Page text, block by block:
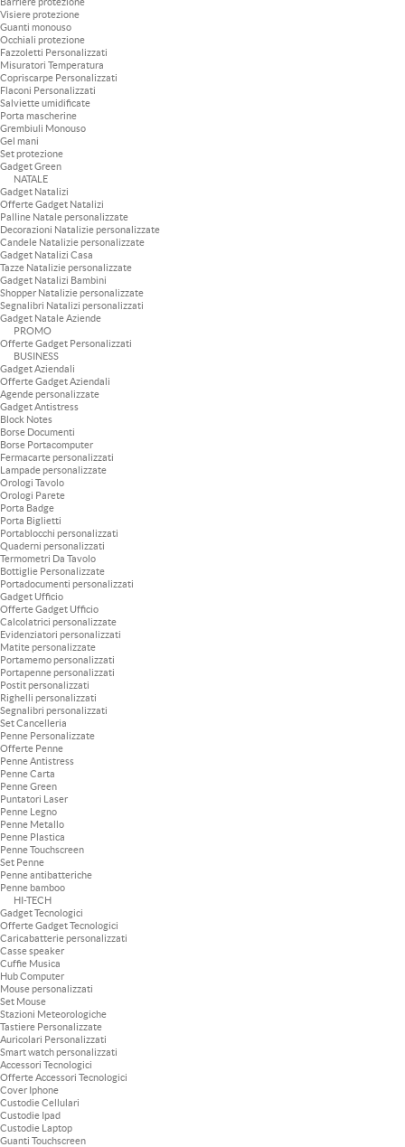
Visiere protezione
Guanti monouso
Occhiali protezione
Fazzoletti Personalizzati
Misuratori Temperatura
Copriscarpe Personalizzati
Flaconi Personalizzati
Salviette umidificate
Porta mascherine
Grembiuli Monouso
Gel mani
Set protezione
Gadget Green
NATALE
Gadget Natalizi
Offerte Gadget Natalizi
Palline Natale personalizzate
Decorazioni Natalizie personalizzate
Candele Natalizie personalizzate
Gadget Natalizi Casa
Tazze Natalizie personalizzate
Gadget Natalizi Bambini
Shopper Natalizie personalizzate
Segnalibri Natalizi personalizzati
Gadget Natale Aziende
PROMO
Offerte Gadget Personalizzati
BUSINESS
Gadget Aziendali
Offerte Gadget Aziendali
Agende personalizzate
Gadget Antistress
Block Notes
Borse Documenti
Borse Portacomputer
Fermacarte personalizzati
Lampade personalizzate
Orologi Tavolo
Orologi Parete
Porta Badge
Porta Biglietti
Portablocchi personalizzati
Quaderni personalizzati
Termometri Da Tavolo
Bottiglie Personalizzate
Portadocumenti personalizzati
Gadget Ufficio
Offerte Gadget Ufficio
Calcolatrici personalizzate
Evidenziatori personalizzati
Matite personalizzate
Portamemo personalizzati
Portapenne personalizzati
Postit personalizzati
Righelli personalizzati
Segnalibri personalizzati
Set Cancelleria
Penne Personalizzate
Offerte Penne
Penne Antistress
Penne Carta
Penne Green
Puntatori Laser
Penne Legno
Penne Metallo
Penne Plastica
Penne Touchscreen
Set Penne
Penne antibatteriche
Penne bamboo
HI-TECH
Gadget Tecnologici
Offerte Gadget Tecnologici
Caricabatterie personalizzati
Casse speaker
Cuffie Musica
Hub Computer
Mouse personalizzati
Set Mouse
Stazioni Meteorologiche
Tastiere Personalizzate
Auricolari Personalizzati
Smart watch personalizzati
Accessori Tecnologici
Offerte Accessori Tecnologici
Cover Iphone
Custodie Cellulari
Custodie Ipad
Custodie Laptop
Guanti Touchscreen